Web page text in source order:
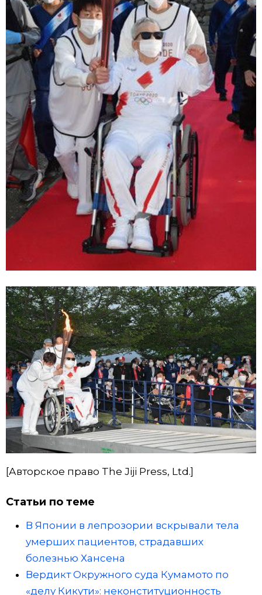
[Авторское право The Jiji Press, Ltd.]
Статьи по теме
В Японии в лепрозории вскрывали тела
умерших пациентов, страдавших
болезнью Хансена
Вердикт Окружного суда Кумамото по
«делу Кикути»: неконституционность